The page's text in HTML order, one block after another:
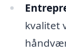
kvalitet